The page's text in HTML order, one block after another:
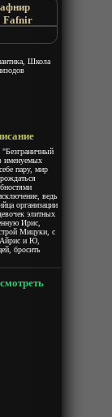
Fafnir
Школа
"Безграничный
именуемых
пару, мир
ведь
организации
элитных
Ирис,
Мицуки, с
Айрис и Ю,
бросить